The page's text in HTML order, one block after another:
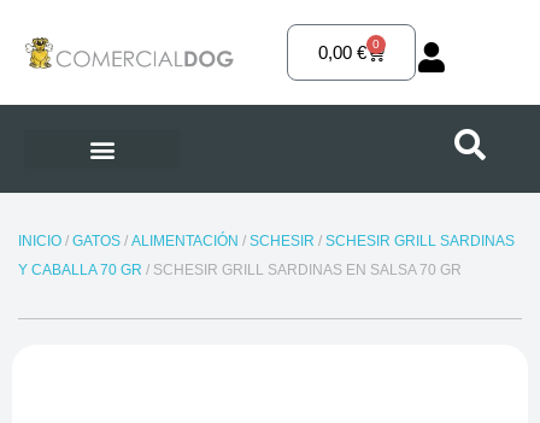
contenido
0,00€ 0
Carrito
INICIO/ GATOS/ ALIMENTACIÓN / SCHESIR / SCHESIR GRILL SARDINAS
Y CABALLA 70 GR / SCHESIR GRILL SARDINAS EN SALSA 70 GR